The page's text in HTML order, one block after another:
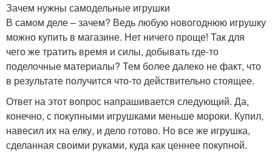
Зачем нужны самодельные игрушки
В самом деле – зачем? Ведь любую новогоднюю игрушку
можно купить в магазине. Нет ничего проще! Так для
чего же тратить время и силы, добывать где-то
поделочные материалы? Тем более далеко не факт, что
в результате получится что-то действительно стоящее.
Ответ на этот вопрос напрашивается следующий. Да,
конечно, с покупными игрушками меньше мороки. Купил,
навесил их на елку, и дело готово. Но все же игрушка,
сделанная своими руками, куда как ценнее покупной.